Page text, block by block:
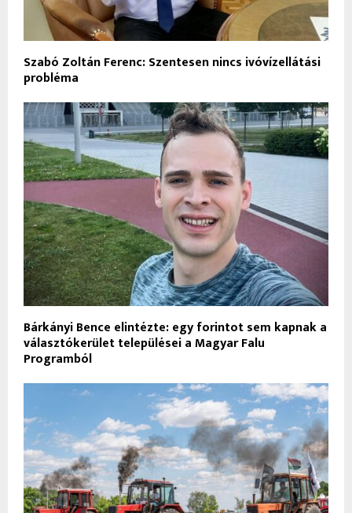
Szabó Zoltán Ferenc: Szentesen nincs ivóvízellátási
probléma
Bárkányi Bence elintézte: egy forintot sem kapnak a
választókerület települései a Magyar Falu
Programból